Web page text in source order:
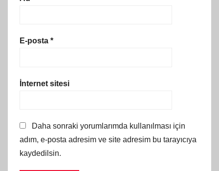
E-posta *
İnternet sitesi
Daha sonraki yorumlarımda kullanılması için
adım, e-posta adresim ve site adresim bu tarayıcıya
kaydedilsin.